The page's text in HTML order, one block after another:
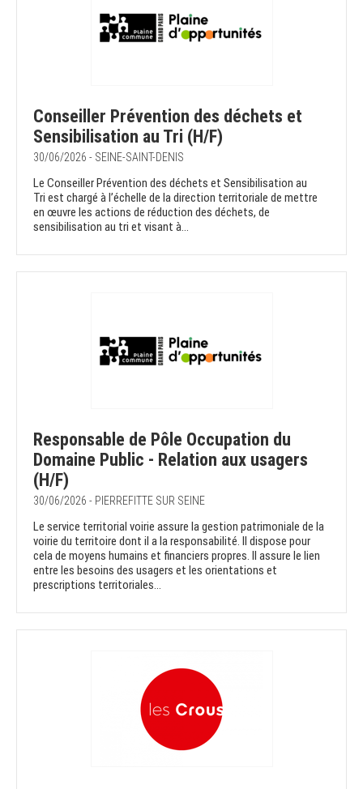
Conseiller Prévention des déchets et
Sensibilisation au Tri (H/F)
30/06/2026 - SEINE-SAINT-DENIS
Le Conseiller Prévention des déchets et Sensibilisation au
Tri est chargé à l’échelle de la direction territoriale de mettre
en œuvre les actions de réduction des déchets, de
sensibilisation au tri et visant à...
Responsable de Pôle Occupation du
Domaine Public - Relation aux usagers
(H/F)
30/06/2026 - PIERREFITTE SUR SEINE
Le service territorial voirie assure la gestion patrimoniale de la
voirie du territoire dont il a la responsabilité. Il dispose pour
cela de moyens humains et financiers propres. Il assure le lien
entre les besoins des usagers et les orientations et
prescriptions territoriales...